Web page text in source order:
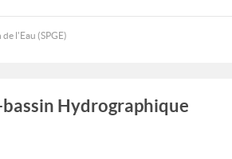
l'Eau (SPGE)
Hydrographique